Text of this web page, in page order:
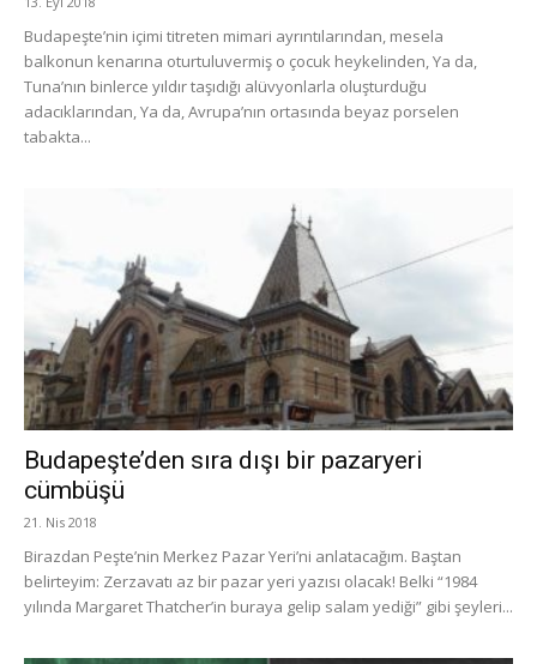
Budapeşte’nin içimi titreten mimari ayrıntılarından, mesela
balkonun kenarına oturtuluvermiş o çocuk heykelinden, Ya da,
Tuna’nın binlerce yıldır taşıdığı alüvyonlarla oluşturduğu
adacıklarından, Ya da, Avrupa’nın ortasında beyaz porselen
tabakta...
Budapeşte’den sıra dışı bir pazaryeri
cümbüşü
21. Nis 2018
Birazdan Peşte’nin Merkez Pazar Yeri’ni anlatacağım. Baştan
belirteyim: Zerzavatı az bir pazar yeri yazısı olacak! Belki “1984
yılında Margaret Thatcher’in buraya gelip salam yediği” gibi şeyleri...